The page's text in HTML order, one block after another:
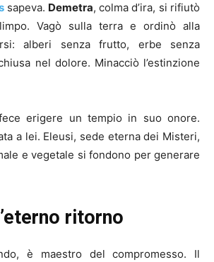
sapeva. Demetra, colma d’ira, si rifiutò
Vagò sulla terra e ordinò alla
alberi senza frutto, erbe senza
nel dolore. Minacciò l’estinzione
erigere un tempio in suo onore.
a lei. Eleusi, sede eterna dei Misteri,
e vegetale si fondono per generare
ritorno
è maestro del compromesso. Il